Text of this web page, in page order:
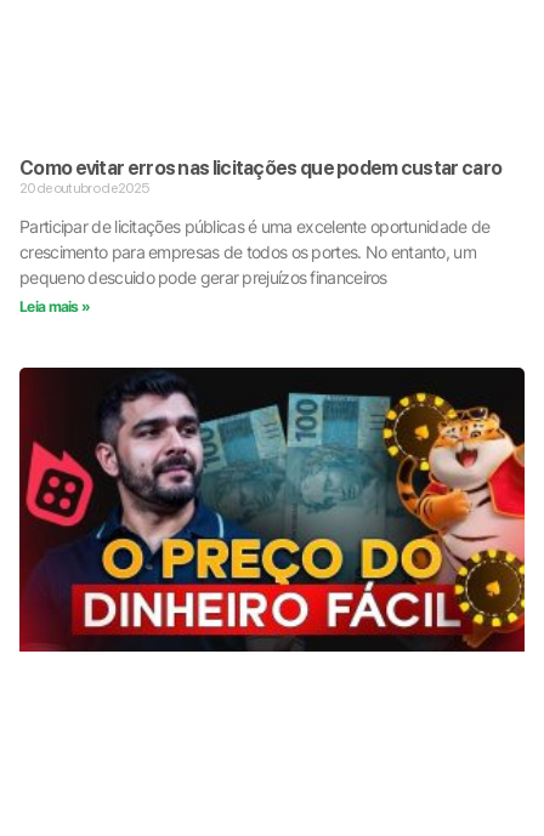
Como evitar erros nas licitações que podem custar caro
20 de outubro de 2025
Participar de licitações públicas é uma excelente oportunidade de
crescimento para empresas de todos os portes. No entanto, um
pequeno descuido pode gerar prejuízos financeiros
Leia mais »